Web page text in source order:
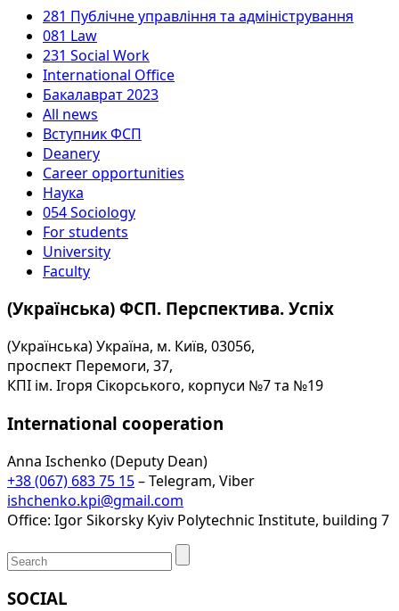
281 Публічне управління та адміністрування
081 Law
231 Social Work
International Office
Бакалаврат 2023
All news
Вступник ФСП
Deanery
Career opportunities
Наука
054 Sociology
For students
University
Faculty
(Українська) ФСП. Перспектива. Успіх
(Українська) Україна, м. Київ, 03056,
проспект Перемоги, 37,
КПІ ім. Ігоря Сікорського, корпуси №7 та №19
International cooperation
Anna Ischenko (Deputy Dean)
+38 (067) 683 75 15– Telegram, Viber
ishchenko.kpi@gmail.com
Office: Igor Sikorsky Kyiv Polytechnic Institute, building 7
SOCIAL